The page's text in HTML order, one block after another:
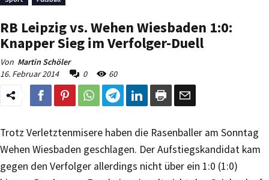
RB Leipzig vs. Wehen Wiesbaden 1:0:
Knapper Sieg im Verfolger-Duell
Von Martin Schöler
16. Februar 2014
0 60
Trotz Verletztenmisere haben die Rasenballer am Sonntag
Wehen Wiesbaden geschlagen. Der Aufstiegskandidat kam
gegen den Verfolger allerdings nicht über ein 1:0 (1:0)